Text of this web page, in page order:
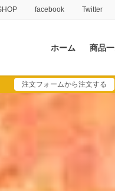
facebook Twitter
ホーム 商品
注文フォームから注文する